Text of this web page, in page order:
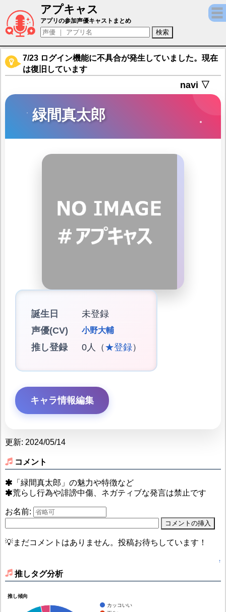
アプキャス
緑間真太郎（声優：小野大輔)【黒子のバス
アプリの参加声優キャストまとめ
7/23 ログイン機能に不具合が発生していました。現在
は復旧しています
navi ▽
緑間真太郎
誕生日
未登録
声優(CV)
小野大輔
推し登録 0人（ ★登録）
キャラ情報編集
更新: 2024/05/14
コメント
「緑間真太郎」の魅力や特徴など
荒らし行為や誹謗中傷、ネガティブな発言は禁止です
お名前:
💡まだコメントはありません。投稿お待ちしています！
↑
推しタグ分析
推し傾向
カッコいい